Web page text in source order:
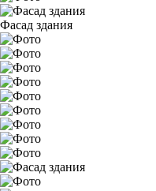
Фасад здания